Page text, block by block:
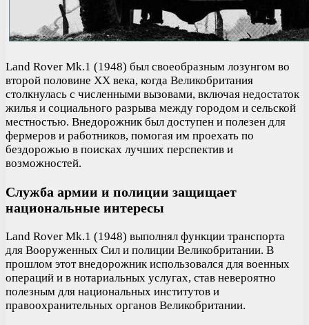
Land Rover Mk.1 (1948) был своеобразным лозунгом во
второй половине ХХ века, когда Великобритания
столкнулась с численными вызовами, включая недостаток
жилья и социального разрыва между городом и сельской
местностью. Внедорожник был доступен и полезен для
фермеров и работников, помогая им проехать по
бездорожью в поисках лучших перспектив и
возможностей.
Служба армии и полиции защищает
национальные интересы
Land Rover Mk.1 (1948) выполнял функции транспорта
для Вооруженных Сил и полиции Великобритании. В
прошлом этот внедорожник использовался для военных
операций и в нотариальных услугах, став невероятно
полезным для национальных институтов и
правоохранительных органов Великобритании.